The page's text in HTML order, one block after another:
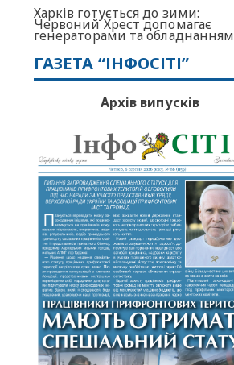
Харків готується до зими:
Червоний Хрест допомагає
генераторами та обладнанням
ГАЗЕТА “ІНФОСІТІ”
Архів випусків